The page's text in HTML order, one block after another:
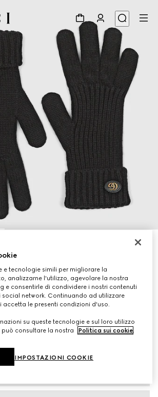
e tecnologie simili per migliorare la
analizzarne l'utilizzo, agevolare la nostra
e consentirle di condividere i nostri contenuti
social network. Continuando ad utilizzare
accetta le presenti condizioni d'uso.
su queste tecnologie e sul loro utilizzo
può consultare la nostra
Politica sui cookie.
IMPOSTAZIONI COOKIE